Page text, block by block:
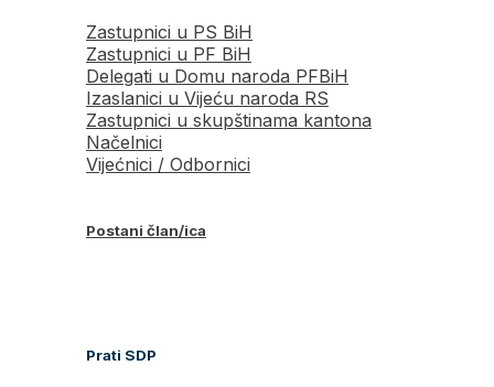
Zastupnici u PS BiH
Zastupnici u PF BiH
Delegati u Domu naroda PFBiH
Izaslanici u Vijeću naroda RS
Zastupnici u skupštinama kantona
Načelnici
Vijećnici / Odbornici
Postani član/ica
Prati SDP